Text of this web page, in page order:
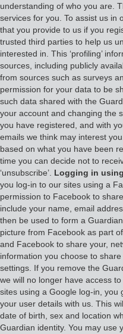
understanding of who you are.
services for you. To assist us in
that you provide to us if you
trusted third parties to help us
interested in. This ‘profiling’
sources, including publicly
from sources such as surveys
permission for your data to be
such data shared with the
your account and changing the
you have registered, and with
emails we think may interest
based on what you have been
time you can decide not to
‘unsubscribe’. Logging in
you log-in to our sites using a
permission to Facebook to
include your name, email
then be used to form a
picture from Facebook as part
and Facebook to share your,
information you choose to
settings. If you remove the
we will no longer have access
sites using a Google log-in, you
your user details with us. This
date of birth, sex and location
Guardian identity. You may use